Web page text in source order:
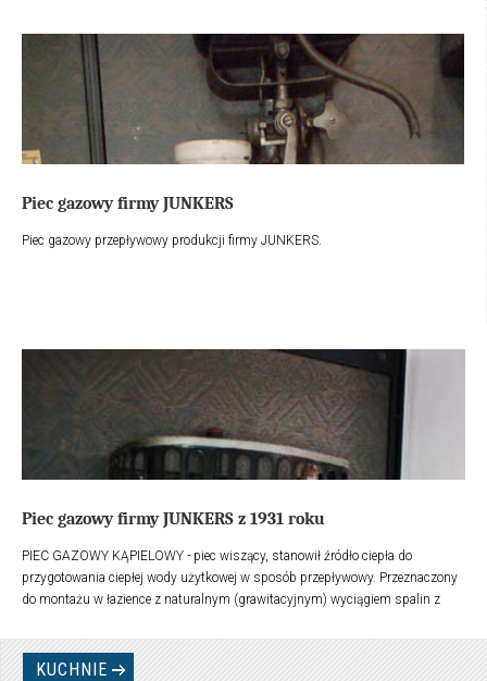
Piec gazowy firmy JUNKERS
Piec gazowy przepływowy produkcji firmy JUNKERS.
Piec gazowy firmy JUNKERS z 1931 roku
PIEC GAZOWY KĄPIELOWY - piec wiszący, stanowił źródło ciepła do
przygotowania ciepłej wody użytkowej w sposób przepływowy. Przeznaczony
do montażu w łazience z naturalnym (grawitacyjnym) wyciągiem spalin z
również możliwość regulacji temperatury wody.
KUCHNIE